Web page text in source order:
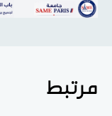
مرتبط